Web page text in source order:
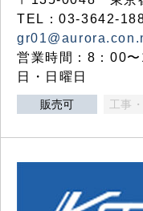
TEL：03-3642-
営業時間：8：00
日・日曜日
販売可 工事